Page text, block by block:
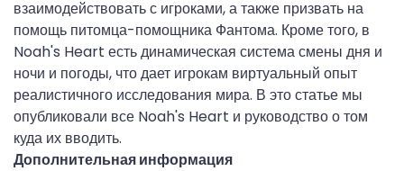
взаимодействовать с игроками, а также призвать на
помощь питомца-помощника Фантома. Кроме того, в
Noah's Heart есть динамическая система смены дня и
ночи и погоды, что дает игрокам виртуальный опыт
реалистичного исследования мира. В это статье мы
опубликовали все Noah's Heart и руководство о том
куда их вводить.
Дополнительная информация